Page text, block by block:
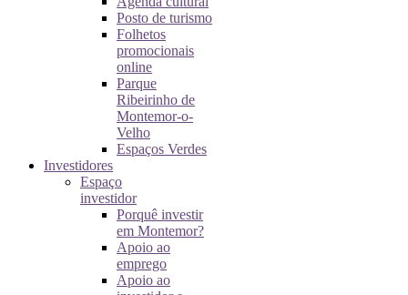
Posto de turismo
Folhetos
promocionais
online
Parque
Ribeirinho de
Montemor-o-
Velho
Espaços Verdes
Investidores
Espaço
investidor
Porquê investir
em Montemor?
Apoio ao
emprego
Apoio ao